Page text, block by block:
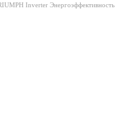
Inverter Энергоэффективность